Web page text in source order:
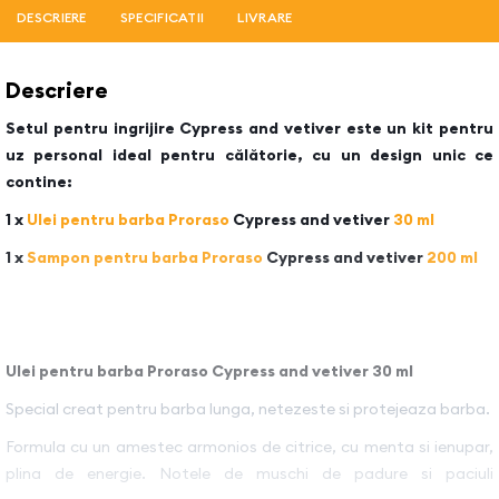
DESCRIERE SPECIFICATII LIVRARE
Descriere
Setul pentru ingrijire Cypress and vetiver este un kit pentru
uz personal ideal pentru călătorie, cu un design unic ce
contine:
1 x Ulei pentru barba Proraso Cypress and vetiver 30 ml
1 xSampon pentru barba Proraso Cypress and vetiver 200 ml
Ulei pentru barba Proraso Cypress and vetiver 30 ml
Special creat pentru barba lunga, netezeste si protejeaza barba.
Formula cu un amestec armonios de citrice, cu menta si ienupar,
plina de energie. Notele de muschi de padure si paciuli